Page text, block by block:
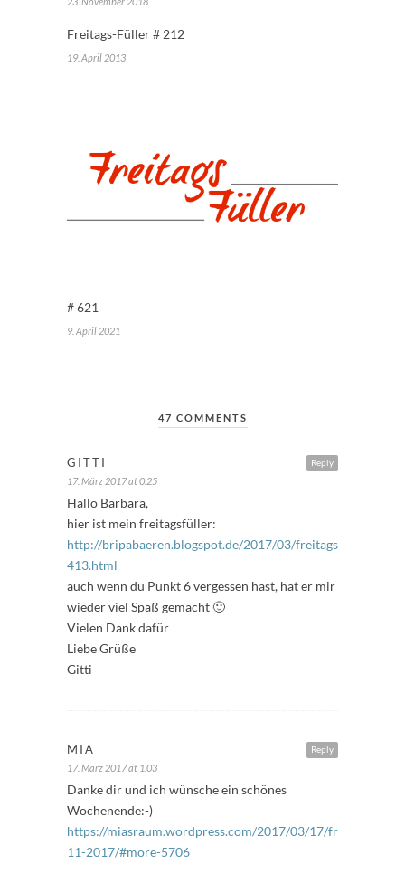
Freitags-Füller # 212
19. April 2013
# 621
9. April 2021
47 COMMENTS
Reply
GITTI
17. März 2017 at 0:25
Hallo Barbara,
hier ist mein freitagsfüller:
http://bripabaeren.blogspot.de/2017/03/freitagsfuller-
413.html
auch wenn du Punkt 6 vergessen hast, hat er mir
wieder viel Spaß gemacht 🙂
Vielen Dank dafür
Liebe Grüße
Gitti
Reply
MIA
17. März 2017 at 1:03
Danke dir und ich wünsche ein schönes
Wochenende:-)
https://miasraum.wordpress.com/2017/03/17/
11-2017/#more-5706